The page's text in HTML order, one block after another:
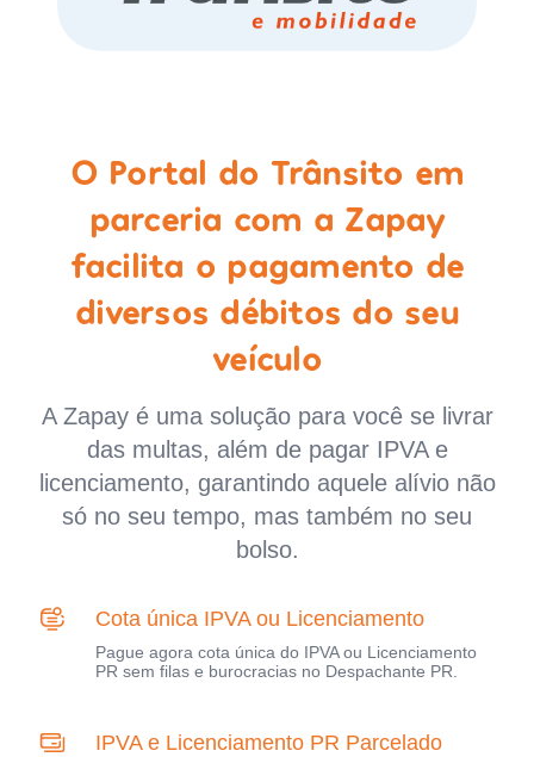
O Portal do Trânsito em
parceria com a Zapay
facilita o pagamento de
diversos débitos do seu
veículo
A Zapay é uma solução para você se livrar
das multas, além de pagar IPVA e
licenciamento, garantindo aquele alívio não
só no seu tempo, mas também no seu
bolso.
Cota única IPVA ou Licenciamento
Pague agora cota única do IPVA ou Licenciamento
PR sem filas e burocracias no Despachante PR.
IPVA e Licenciamento PR Parcelado